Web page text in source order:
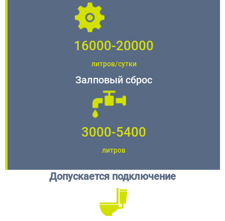
16000-20000
литров/сутки
Залповый сброс
3000-5400
литров
Допускается подключение